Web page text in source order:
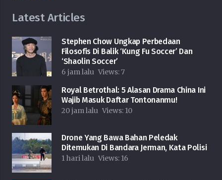
Latest Articles
Stephen Chow Ungkap Perbedaan
Filosofis Di Balik ‘Kung Fu Soccer’ Dan
‘Shaolin Soccer’
6 jam lalu Views:7
Royal Betrothal: 5 Alasan Drama China Ini
Wajib Masuk Daftar Tontonanmu!
20 jam lalu Views: 10
Drone Yang Bawa Bahan Peledak
Ditemukan Di Bandara Jerman, Kata Polisi
1 hari lalu Views: 16